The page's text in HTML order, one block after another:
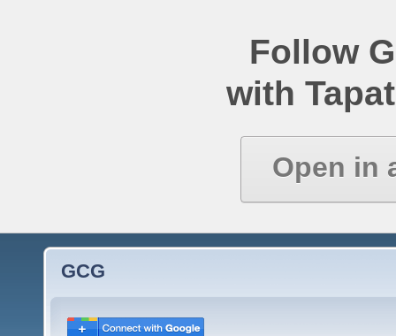
Follow
with
Open in
GCG